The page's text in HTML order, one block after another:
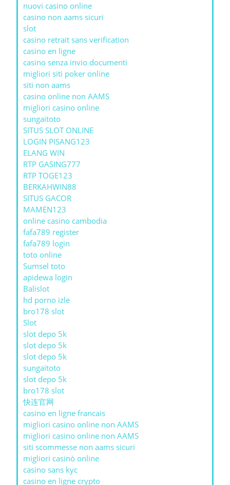
nuovi casino online
casino non aams sicuri
slot
casino retrait sans verification
casino en ligne
casino senza invio documenti
migliori siti poker online
siti non aams
casino online non AAMS
migliori casino online
sungaitoto
SITUS SLOT ONLINE
LOGIN PISANG123
ELANG WIN
RTP GASING777
RTP TOGE123
BERKAHWIN88
SITUS GACOR
MAMEN123
online casino cambodia
fafa789 register
fafa789 login
toto online
Sumsel toto
apidewa login
Balislot
hd porno izle
bro178 slot
Slot
slot depo 5k
slot depo 5k
slot depo 5k
sungaitoto
slot depo 5k
bro178 slot
快连官网
casino en ligne francais
migliori casino online non AAMS
migliori casino online non AAMS
siti scommesse non aams sicuri
migliori casinò online
casino sans kyc
casino en ligne crypto